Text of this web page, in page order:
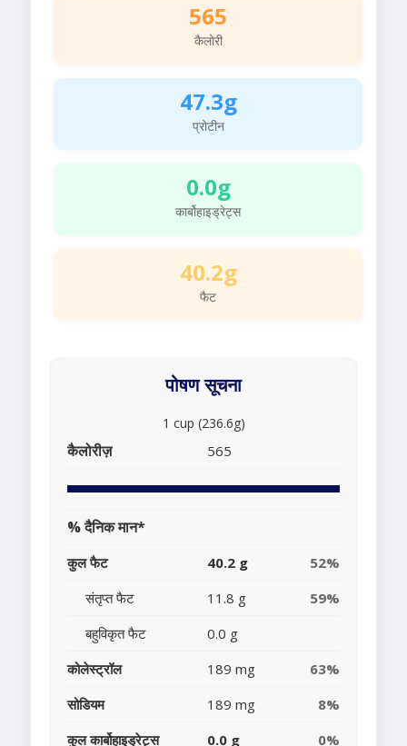
565
कैलोरी
47.3g
प्रोटीन
0.0g
कार्बोहाइड्रेट्स
40.2g
फैट
पोषण सूचना
1 cup (236.6g)
कैलोरीज़ 565
% दैनिक मान*
कुल फैट 40.2 g
52%
संतृप्त फैट
11.8 g
59%
बहुविकृत फैट
0.0 g
कोलेस्ट्रॉल
189 mg
63%
सोडियम
189 mg
8%
कुल कार्बोहाइड्रेट्स
0.0 g 0%